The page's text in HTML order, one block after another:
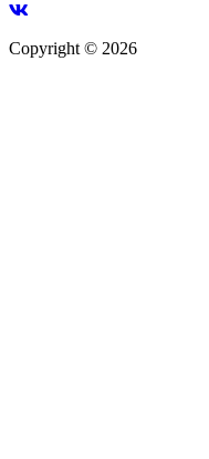
Copyright © 2026